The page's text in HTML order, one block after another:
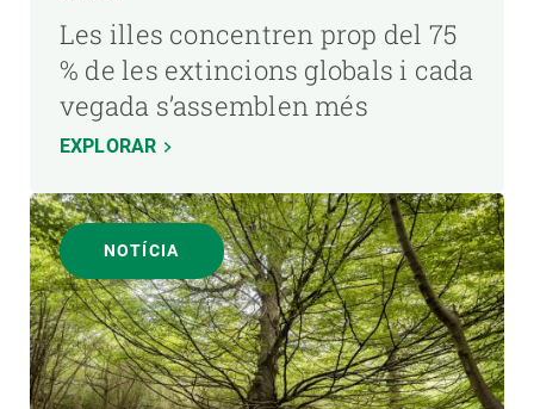
Les illes concentren prop del 75
% de les extincions globals i cada
vegada s’assemblen més
EXPLORAR
NOTÍCIA